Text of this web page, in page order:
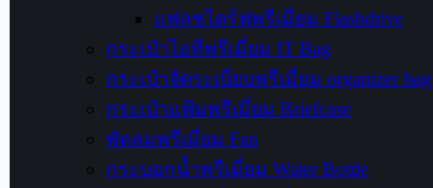
แฟลชไดร์ฟพรีเมี่ยม Flashdrive
กระเป๋าไอทีพรีเมี่ยม IT Bag
กระเป๋าจัดระเบียบพรีเมี่ยม organizer bag
กระเป๋าแฟ้มพรีเมี่ยม Briefcase
พัดลมพรีเมี่ยม Fan
กระบอกน้ำพรีเมี่ยม Water Bottle